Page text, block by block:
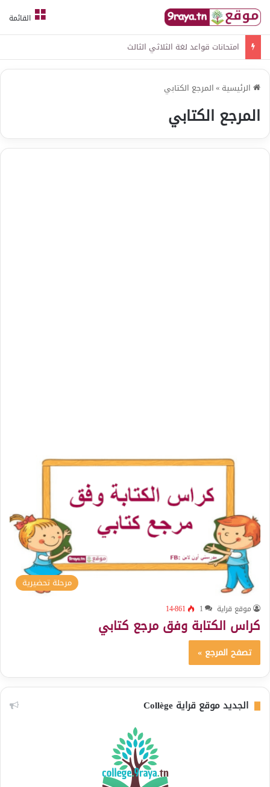
القائمة
امتحانات قواعد لغة الثلاثي الثالث
الرئيسية »المرجع الكتابي
المرجع الكتابي
مرحلة تحضيرية
موقع قراية 1 14٬861
كراس الكتابة وفق مرجع كتابي
تصفح المرجع »
الجديد موقع قراية Collège